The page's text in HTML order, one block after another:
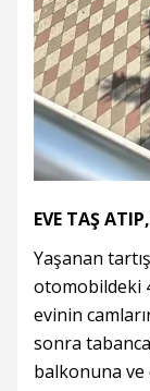
EVE TAŞ
Yaşanan
otomobildeki
evinin
sonra
balkonuna ve